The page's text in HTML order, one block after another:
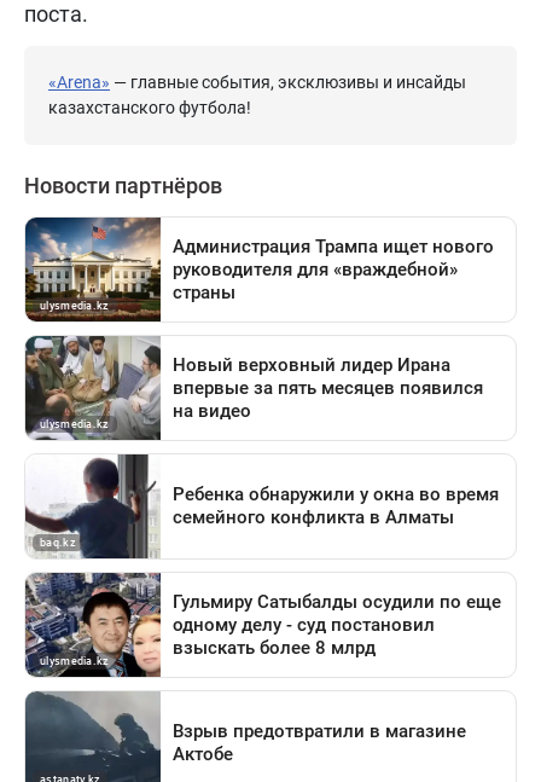
поста.
«Arena» — главные события, эксклюзивы и инсайды
казахстанского футбола!